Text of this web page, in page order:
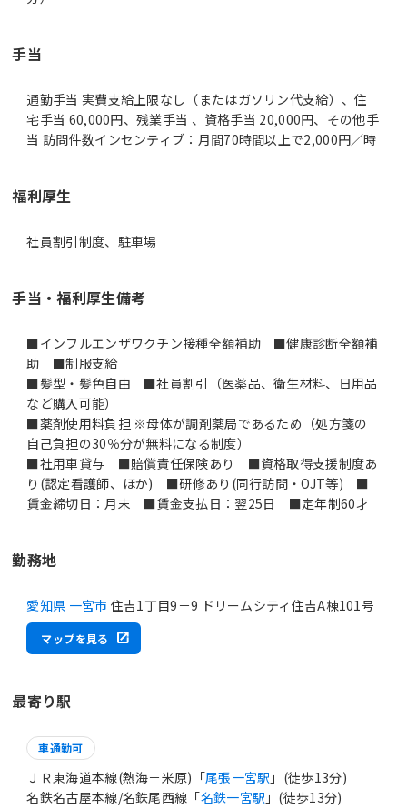
手当
通勤手当 実費支給上限なし（またはガソリン代支給）、住
宅手当 60,000円、残業手当 、資格手当 20,000円、その他手
当 訪問件数インセンティブ：月間70時間以上で2,000円／時
福利厚生
社員割引制度、駐車場
手当・福利厚生備考
■インフルエンザワクチン接種全額補助 ■健康診断全額補
助 ■制服支給
■髪型・髪色自由 ■社員割引（医薬品、衛生材料、日用品
など購入可能）
■薬剤使用料負担 ※母体が調剤薬局であるため（処方箋の
自己負担の30％分が無料になる制度）
■社用車貸与 ■賠償責任保険あり ■資格取得支援制度あ
り(認定看護師、ほか) ■研修あり(同行訪問・OJT等) ■
賃金締切日：月末 ■賃金支払日：翌25日 ■定年制60才
勤務地
愛知県 一宮市 住吉1丁目9－9 ドリームシティ住吉A棟101号
マップを見る
最寄り駅
車通勤可
ＪＲ東海道本線(熱海－米原)「尾張一宮駅 」(徒歩13分)
名鉄名古屋本線/名鉄尾西線「名鉄一宮駅 」(徒歩13分)